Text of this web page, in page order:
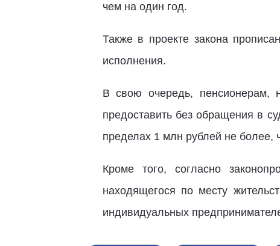
чем на один год.
Также в проекте закона
исполнения.
В свою очередь, пенсионерам,
предоставить без обращения в
пределах 1 млн рублей не более,
Кроме того, согласно
находящегося по месту
индивидуальных